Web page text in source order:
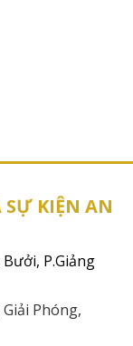
KIỆN AN
P.Giảng
Phóng,